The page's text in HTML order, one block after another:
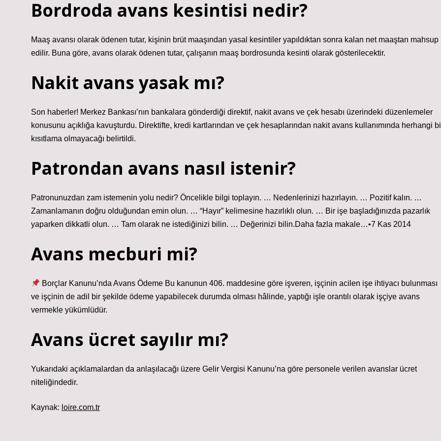
Bordroda avans kesintisi nedir?
Maaş avansı olarak ödenen tutar, kişinin brüt maaşından yasal kesintiler yapıldıktan sonra kalan net maaştan mahsup
edilir. Buna göre, avans olarak ödenen tutar, çalışanın maaş bordrosunda kesinti olarak gösterilecektir.
Nakit avans yasak mı?
Son haberler! Merkez Bankası’nın bankalara gönderdiği direktif, nakit avans ve çek hesabı üzerindeki düzenlemeler
konusunu açıklığa kavuşturdu. Direktifte, kredi kartlarından ve çek hesaplarından nakit avans kullanımında herhangi
kısıtlama olmayacağı belirtildi.
Patrondan avans nasıl istenir?
Patronunuzdan zam istemenin yolu nedir? Öncelikle bilgi toplayın. … Nedenlerinizi hazırlayın. … Pozitif kalın. …
Zamanlamanın doğru olduğundan emin olun. … “Hayır” kelimesine hazırlıklı olun. … Bir işe başladığınızda pazarlık
yaparken dikkatli olun. … Tam olarak ne istediğinizi bilin. … Değerinizi bilin.Daha fazla makale…•7 Kas 2014
Avans mecburi mi?
Borçlar Kanunu’nda Avans Ödeme Bu kanunun 406. maddesine göre işveren, işçinin acilen işe ihtiyacı bulunması
ve işçinin de adil bir şekilde ödeme yapabilecek durumda olması hâlinde, yaptığı işle orantılı olarak işçiye avans
vermekle yükümlüdür.
Avans ücret sayılır mı?
Yukarıdaki açıklamalardan da anlaşılacağı üzere Gelir Vergisi Kanunu’na göre personele verilen avanslar ücret
niteliğindedir.
Kaynak: loire.com.tr